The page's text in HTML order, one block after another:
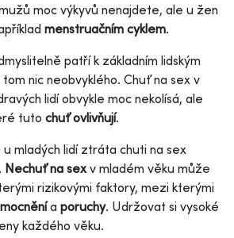
moc výkyvů nenajdete, ale u žen
menstruačním cyklem.
patří k základním lidským
nic neobvyklého. Chuť na sex v
lidí obvykle moc nekolísá, ale
tuto chuť ovlivňují.
mladých lidí ztráta chuti na sex
Nechuť na sex v mladém věku může
rizikovými faktory, mezi kterými
a poruchy. Udržovat si vysoké
každého věku.